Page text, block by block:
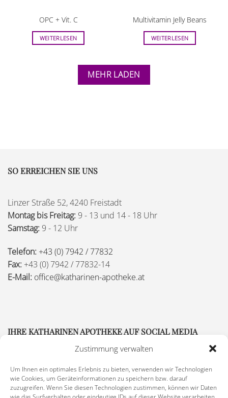
Zustimmung verwalten
Um Ihnen ein optimales Erlebnis zu bieten, verwenden wir Technologien
wie Cookies, um Geräteinformationen zu speichern bzw. darauf
zuzugreifen. Wenn Sie diesen Technologien zustimmen, können wir Daten
OPC + Vit. C
WEITERLESEN
Multivitamin Jelly Beans
WEITERLESEN
MEHR LADEN
SO ERREICHEN SIE UNS
Linzer Straße 52, 4240 Freistadt
Montag bis Freitag: 9 - 13 und 14 - 18 Uhr
Samstag: 9 - 12 Uhr
Telefon: +43 (0) 7942 / 77832
Fax: +43 (0) 7942 / 77832-14
E-Mail: office@katharinen-apotheke.at
IHRE KATHARINEN APOTHEKE AUF SOCIAL MEDIA